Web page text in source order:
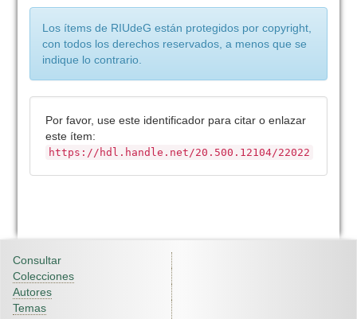
Los ítems de RIUdeG están protegidos por copyright,
con todos los derechos reservados, a menos que se
indique lo contrario.
Por favor, use este identificador para citar o enlazar
este ítem:
https://hdl.handle.net/20.500.12104/22022
Consultar
Colecciones
Autores
Temas